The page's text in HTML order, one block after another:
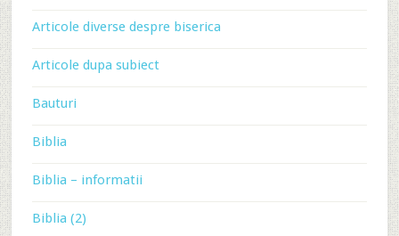
Articole diverse despre biserica
Articole dupa subiect
Bauturi
Biblia
Biblia – informatii
Biblia (2)